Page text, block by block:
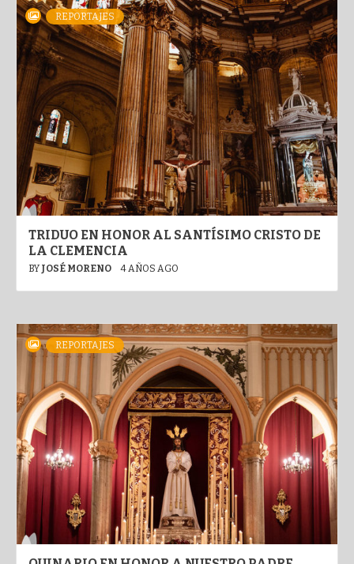
REPORTAJES
TRIDUO EN HONOR AL SANTÍSIMO CRISTO DE
LA CLEMENCIA
BY JOSÉ MORENO 4 AÑOS AGO
REPORTAJES